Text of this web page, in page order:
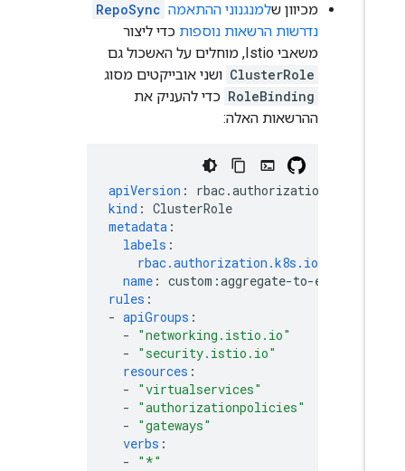
מכיוון שלמנגנוני ההתאמה RepoSync
נדרשות הרשאות נוספותכדי ליצור
משאבי Istio, מוחלים על האשכול גם
ClusterRole ושני אובייקטים מסוג
RoleBinding כדי להעניק את
ההרשאות האלה:
apiVersion:
kind: ClusterRole
metadata
labels
rbac.authorization.k8s.io/
name: custom:aggregate-to-
rules
- apiGroups
- "networking.istio.io"
- "security.istio.io"
resources
- "virtualservices"
- "authorizationpolicies"
- "gateways"
verbs
-